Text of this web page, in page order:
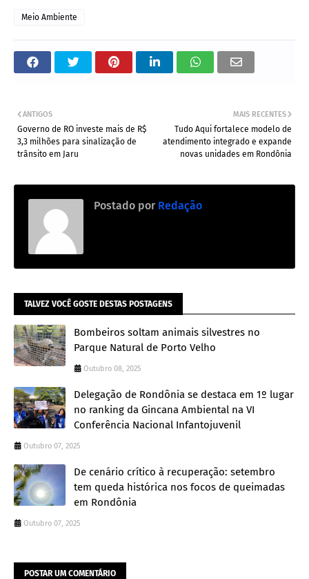
Meio Ambiente
MAIS RECENTES
Tudo Aqui fortalece modelo de
atendimento integrado e expande
novas unidades em Rondônia
ANTIGOS
Governo de RO investe mais de R$
3,3 milhões para sinalização de
trânsito em Jaru
Postado por Redação
TALVEZ VOCÊ GOSTE DESTAS POSTAGENS
Bombeiros soltam animais silvestres no
Parque Natural de Porto Velho
Outubro 08, 2025
Delegação de Rondônia se destaca em 1º lugar
no ranking da Gincana Ambiental na VI
Conferência Nacional Infantojuvenil
Outubro 07, 2025
De cenário crítico à recuperação: setembro
tem queda histórica nos focos de queimadas
em Rondônia
Outubro 07, 2025
POSTAR UM COMENTÁRIO